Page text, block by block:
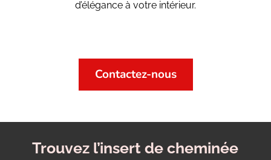
d’élégance à votre intérieur.
Contactez-nous
Trouvez l’insert de cheminée